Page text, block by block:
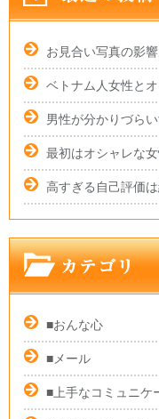
お見合い写真の影
ベトナム人女性と
男性が分かりづら
最初はオシャレな
高すぎる自己評価
■おんな心
■メール
■上手なコミュニケ